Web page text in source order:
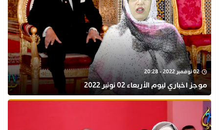
02 نوفمبر 2022 - 20:28
موجز اخباري ليوم الأربعاء 02 نونبر 2022